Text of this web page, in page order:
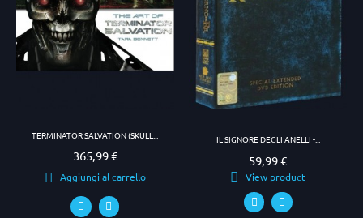
TERMINATOR SALVATION (SKULL...
Prezzo
365,99 €
Aggiungi al carrello
IL SIGNORE DEGLI ANELLI -...
Prezzo
59,99 €
View product